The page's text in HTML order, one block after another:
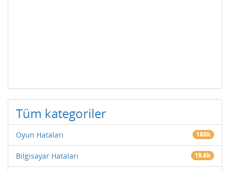
Tüm kategoriler
Oyun Hataları 180k
Bilgisayar Hataları 19.6k